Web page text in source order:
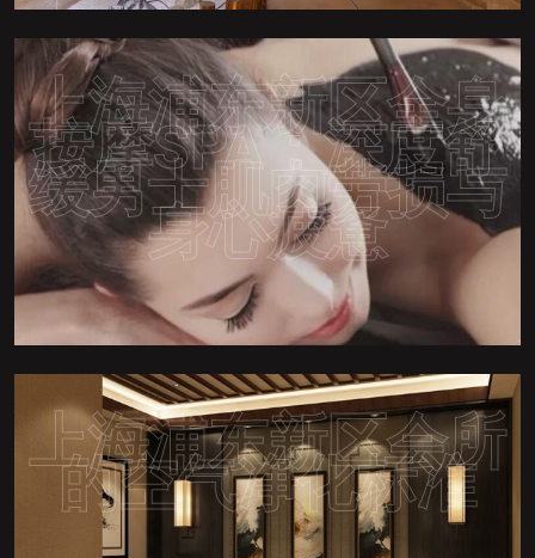
上海浦东新区全身
按摩SPA：深度舒
缓男士肌肉劳损与
身心疲惫
上海浦东新区会所
的空气净化标准